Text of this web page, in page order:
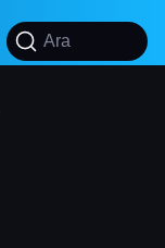
Ara